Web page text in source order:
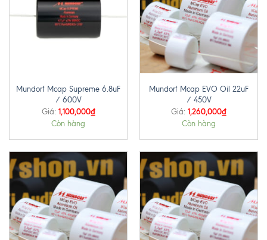
Mundorf Mcap Supreme 6.8uF
/ 600V
Giá: 1,100,000₫
Còn hàng
Mundorf Mcap EVO Oil 22uF
/ 450V
Giá: 1,260,000₫
Còn hàng